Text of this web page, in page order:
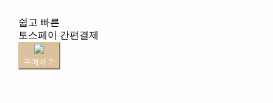
쉽고 빠른
토스페이 간편결제
구매하기